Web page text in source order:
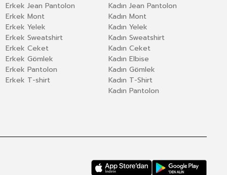
Erkek Jean Pantolon
Erkek Mont
Erkek Yelek
Erkek Sweatshirt
Erkek Ceket
Erkek Gömlek
Erkek Pantolon
Erkek T-shirt
Kadın Jean Pantolon
Kadın Mont
Kadın Yelek
Kadın Sweatshirt
Kadın Ceket
Kadın Elbise
Kadın Gömlek
Kadın T-Shirt
Kadın Pantolon